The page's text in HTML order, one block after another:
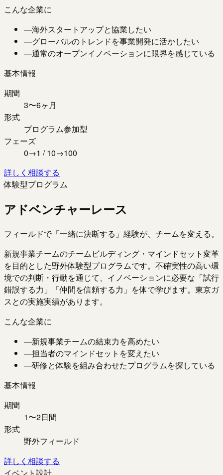
こんな企業に
—海外スタートアップと協業したい
—グローバルのトレンドを事業開発に活かしたい
—通常のオープンイノベーションに限界を感じている
基本情報
期間
3〜6ヶ月
形式
プログラム参加型
フェーズ
0→1 / 10→100
詳しく相談する
体験型プログラム
アドベンチャーレース
フィールドで「一緒に決断する」経験が、チームを変える。
新規事業チームのチームビルディング・マインドセット変革
を目的とした野外体験型プログラムです。不確実性の高い環
境での判断・行動を通じて、イノベーションに必要な「試行
錯誤する力」「仲間を信頼する力」を体で学びます。東京ガ
スとの実施実績があります。
こんな企業に
—新規事業チームの結束力を高めたい
—担当者のマインドセットを変えたい
—研修と体験を組み合わせたプログラムを探している
基本情報
期間
1〜2日間
形式
野外フィールド
詳しく相談する